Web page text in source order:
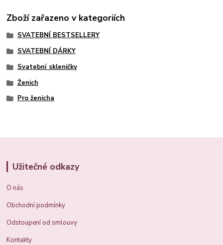
Zboží zařazeno v kategoriích
SVATEBNÍ BESTSELLERY
SVATEBNÍ DÁRKY
Svatební skleničky
Ženich
Pro ženicha
Užitečné odkazy
O nás
Obchodní podmínky
Odstoupení od smlouvy
Kontakty